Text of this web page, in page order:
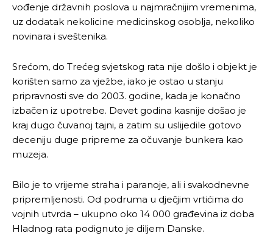
vođenje državnih poslova u najmračnijim vremenima,
uz dodatak nekolicine medicinskog osoblja, nekoliko
novinara i sveštenika.
Srećom, do Trećeg svjetskog rata nije došlo i objekt je
korišten samo za vježbe, iako je ostao u stanju
pripravnosti sve do 2003. godine, kada je konačno
izbačen iz upotrebe. Devet godina kasnije došao je
kraj dugo čuvanoj tajni, a zatim su uslijedile gotovo
deceniju duge pripreme za očuvanje bunkera kao
muzeja.
Bilo je to vrijeme straha i paranoje, ali i svakodnevne
pripremljenosti. Od podruma u dječjim vrtićima do
vojnih utvrda – ukupno oko 14 000 građevina iz doba
Hladnog rata podignuto je diljem Danske.